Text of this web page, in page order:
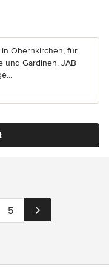
in Obernkirchen, für
und Gardinen, JAB
5